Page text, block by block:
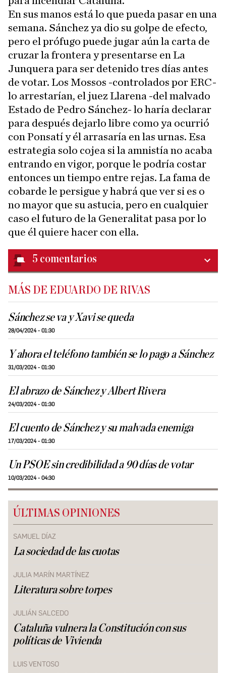
En sus manos está lo que pueda pasar en una
semana. Sánchez ya dio su golpe de efecto,
pero el prófugo puede jugar aún la carta de
cruzar la frontera y presentarse en La
Junquera para ser detenido tres días antes
de votar. Los Mossos -controlados por ERC-
lo arrestarían, el juez Llarena -del malvado
Estado de Pedro Sánchez- lo haría declarar
para después dejarlo libre como ya ocurrió
con Ponsatí y él arrasaría en las urnas. Esa
estrategia solo cojea si la amnistía no acaba
entrando en vigor, porque le podría costar
entonces un tiempo entre rejas. La fama de
cobarde le persigue y habrá que ver si es o
no mayor que su astucia, pero en cualquier
caso el futuro de la Generalitat pasa por lo
que él quiere hacer con ella.
5 comentarios
MÁS DE EDUARDO DE RIVAS
Sánchez se va y Xavi se queda
28/04/2024 - 01:30
Y ahora el teléfono también se lo pago a Sánchez
31/03/2024 - 01:30
El abrazo de Sánchez y Albert Rivera
24/03/2024 - 01:30
El cuento de Sánchez y su malvada enemiga
17/03/2024 - 01:30
Un PSOE sin credibilidad a 90 días de votar
10/03/2024 - 04:30
ÚLTIMAS OPINIONES
SAMUEL DÍAZ
La sociedad de las cuotas
JULIA MARÍN MARTÍNEZ
Literatura sobre torpes
JULIÁN SALCEDO
Cataluña vulnera la Constitución con sus
políticas de Vivienda
LUIS VENTOSO